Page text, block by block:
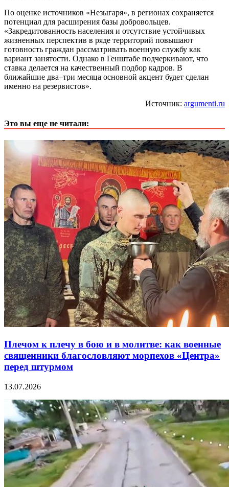
По оценке источников «Незыгаря», в регионах сохраняется
потенциал для расширения базы добровольцев.
«Закредитованность населения и отсутствие устойчивых
жизненных перспектив в ряде территорий повышают
готовность граждан рассматривать военную службу как
вариант занятости. Однако в Генштабе подчеркивают, что
ставка делается на качественный подбор кадров. В
ближайшие два–три месяца основной акцент будет сделан
именно на резервистов».
Источник: argumenti.ru
Это вы еще не читали:
Плечом к плечу в бою и в молитве: как военные
священники благословляют морпехов «Центра»
перед штурмом
13.07.2026